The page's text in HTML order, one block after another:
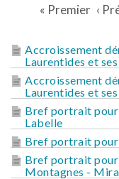
« Premier ‹
Accroissement
Laurentides et
Accroissement
Laurentides et
Bref portrait pour
Labelle
Bref portrait pour
Bref portrait pour
Montagnes -